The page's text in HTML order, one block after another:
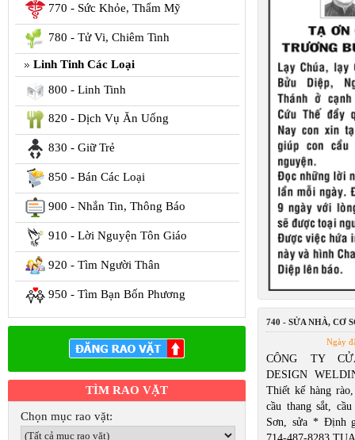
770 - Sức Khỏe, Thẩm Mỹ
780 - Tử Vi, Chiêm Tinh
Linh Tinh Các Loại
800 - Linh Tinh
820 - Dịch Vụ Ăn Uống
830 - Giữ Trẻ
850 - Bán Các Loại
900 - Nhắn Tin, Thông Báo
910 - Lời Nguyện Tôn Giáo
920 - Tìm Người Thân
950 - Tìm Bạn Bốn Phương
TÌM RAO VẶT
Chọn mục rao vặt:
740 - SỬA NHÀ, CƠ
Ngày
CÔNG TY
DESIGN
Thiết kế hàng
cầu thang sắt,
Sơn, sửa * Định